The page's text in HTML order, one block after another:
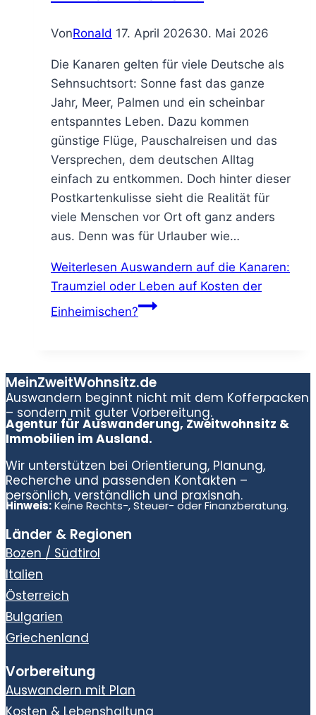
VonRonald 17. April 202630. Mai 2026
Die Kanaren gelten für viele Deutsche als
Sehnsuchtsort: Sonne fast das ganze
Jahr, Meer, Palmen und ein scheinbar
entspanntes Leben. Dazu kommen
günstige Flüge, Pauschalreisen und das
Versprechen, dem deutschen Alltag
einfach zu entkommen. Doch hinter dieser
Postkartenkulisse sieht die Realität für
viele Menschen vor Ort oft ganz anders
aus. Denn was für Urlauber wie…
Weiterlesen Auswandern auf die Kanaren:
Traumziel oder Leben auf Kosten der
Einheimischen?
MeinZweitWohnsitz.de
Auswandern beginnt nicht mit dem Kofferpacken
– sondern mit guter Vorbereitung.
Agentur für Auswanderung, Zweitwohnsitz &
Immobilien im Ausland.
Wir unterstützen bei Orientierung, Planung,
Recherche und passenden Kontakten –
persönlich, verständlich und praxisnah.
Hinweis:Keine Rechts-, Steuer- oder Finanzberatung.
Länder & Regionen
Bozen / Südtirol
Italien
Österreich
Bulgarien
Griechenland
Vorbereitung
Auswandern mit Plan